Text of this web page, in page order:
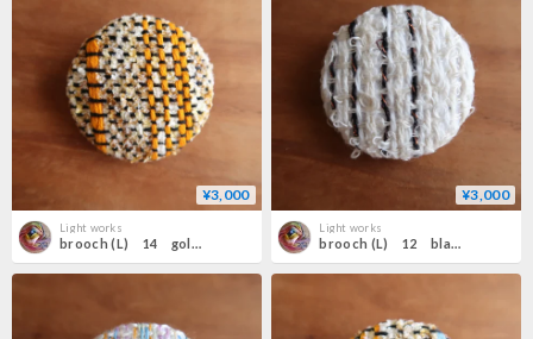
¥3,000
Light works
brooch (L) 14 gold×orange
¥3,000
Light works
brooch (L) 12 black×white